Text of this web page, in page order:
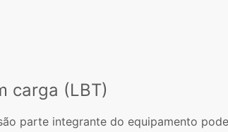
carga (LBT)
parte integrante do equipamento